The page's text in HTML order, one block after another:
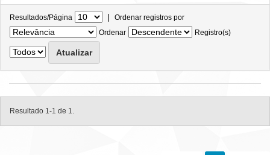
Resultados/Página | Ordenar registros por
Ordenar
Registro(s)
Resultado 1-1 de 1.